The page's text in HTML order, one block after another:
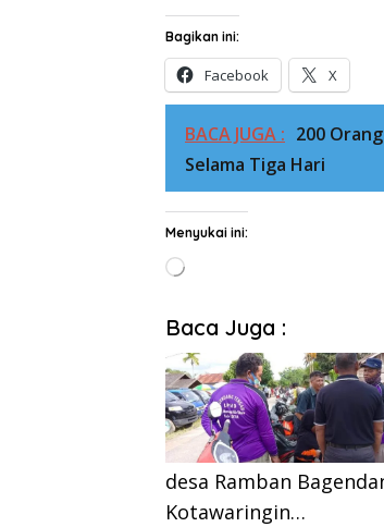
Bagikan ini:
Facebook X
BACA JUGA : 200
Selama Tiga Hari
Menyukai ini:
Memuat...
Baca Juga :
desa Ramban
Kotawaringin…